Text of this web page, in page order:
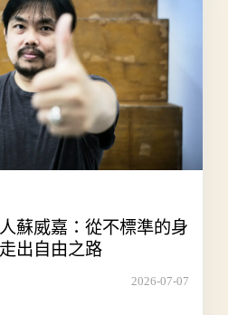
蘇威嘉：從不標準的身
出自由之路
2026-07-07